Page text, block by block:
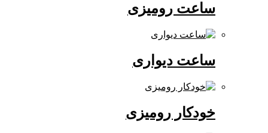
ساعت رومیزی
ساعت دیواری
خودکار رومیزی